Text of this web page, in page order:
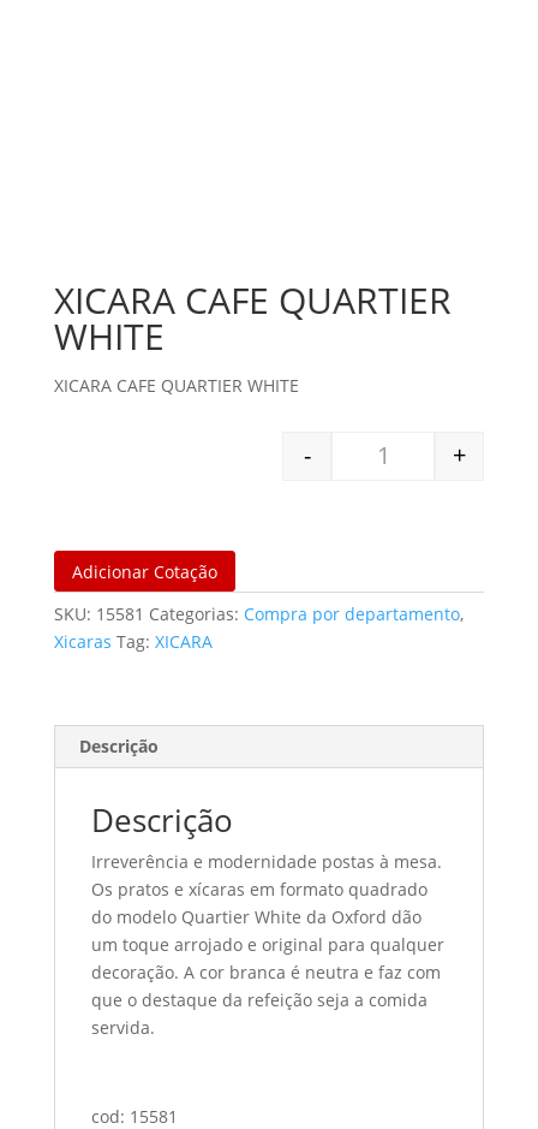
XICARA CAFE QUARTIER
WHITE
XICARA CAFE QUARTIER WHITE
XICARA CAFE
- +
Adicionar Cotação
SKU: 15581 Categorias: Compra por departamento,
Xicaras Tag: XICARA
Descrição
Descrição
Irreverência e modernidade postas à mesa.
Os pratos e xícaras em formato quadrado
do modelo Quartier White da Oxford dão
um toque arrojado e original para qualquer
decoração. A cor branca é neutra e faz com
que o destaque da refeição seja a comida
servida.
cod: 15581